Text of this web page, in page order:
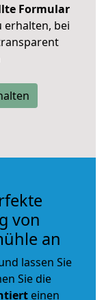
Formular
erhalten, bei
von
an
lassen Sie
Sie die
einen